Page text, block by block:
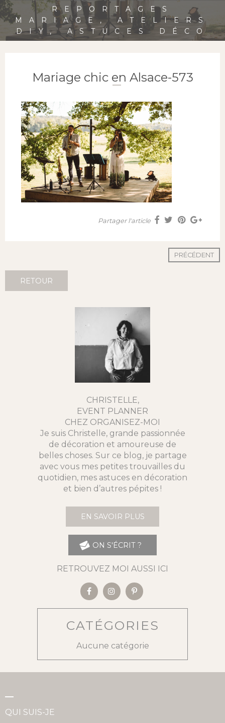
REPORTAGES
MARIAGE, ATELIERS
DIY, ASTUCES DÉCO
Mariage chic en Alsace-573
Partager l'article
PRÉCÉDENT
RETOUR
CHRISTELLE,
EVENT PLANNER
CHEZ ORGANISEZ-MOI
Je suis Christelle, grande passionnée
de décoration et amoureuse de
belles choses. Sur ce blog, je partage
avec vous mes petites trouvailles du
quotidien, mes astuces en décoration
et bien d’autres pépites !
EN SAVOIR PLUS
ON S'ÉCRIT ?
RETROUVEZ MOI AUSSI ICI
CATÉGORIES
Aucune catégorie
QUI SUIS-JE